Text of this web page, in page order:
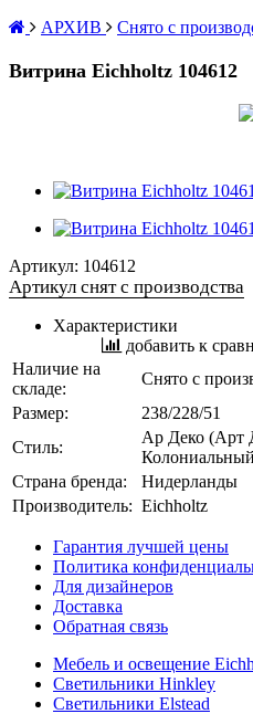
АРХИВ
Снято с
Витрина Eichholtz 104612
Артикул: 104612
Артикул снят с производства
Характеристики
добавить к
Наличие на
складе:
Снято с
Размер:
238/228/51
Стиль:
Ар Деко (Арт
Колониальный
Страна бренда:
Нидерланды
Производитель: Eichholtz
Гарантия лучшей цены
Политика
Для дизайнеров
Доставка
Обратная связь
Мебель и освещение
Светильники Hinkley
Светильники Elstead